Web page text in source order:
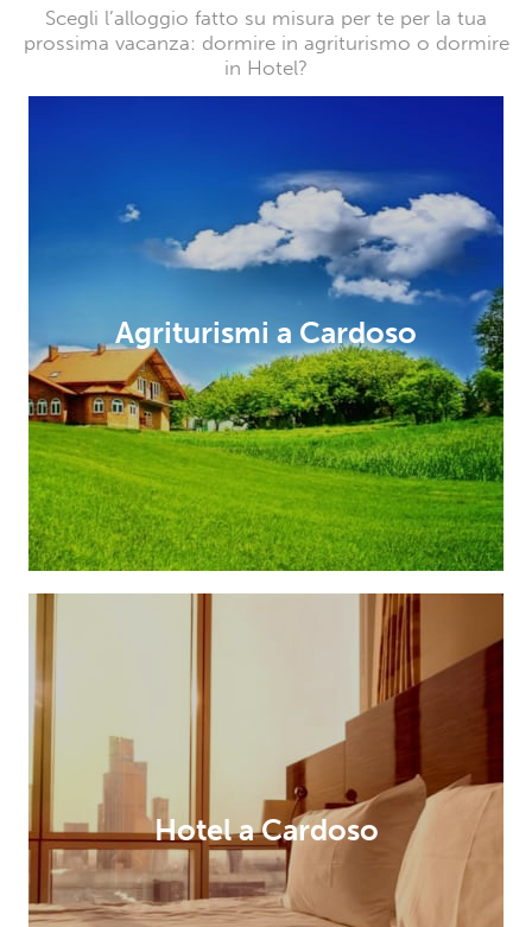
Scegli l’alloggio fatto su misura per te per la tua
prossima vacanza: dormire in agriturismo o dormire
in Hotel?
Agriturismi a Cardoso
Hotel a Cardoso